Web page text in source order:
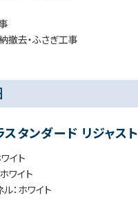
撤去・ふさぎ工事
スタンダード リジャスト
イト
ワイト
：ホワイト